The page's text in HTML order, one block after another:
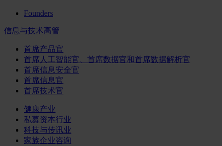
Founders
信息与技术高管
首席产品官
首席人工智能官、首席数据官和首席数据解析官
首席信息安全官
首席信息官
首席技术官
健康产业
私募资本行业
科技与传讯业
家族企业咨询